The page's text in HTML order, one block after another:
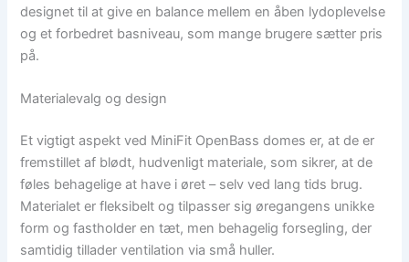
designet til at give en balance mellem en åben lydoplevelse
og et forbedret basniveau, som mange brugere sætter pris
på.
Materialevalg og design
Et vigtigt aspekt ved MiniFit OpenBass domes er, at de er
fremstillet af blødt, hudvenligt materiale, som sikrer, at de
føles behagelige at have i øret – selv ved lang tids brug.
Materialet er fleksibelt og tilpasser sig øregangens unikke
form og fastholder en tæt, men behagelig forsegling, der
samtidig tillader ventilation via små huller.